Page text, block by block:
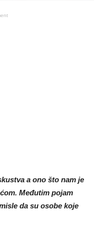
a ono što nam je
Međutim pojam
da su osobe koje